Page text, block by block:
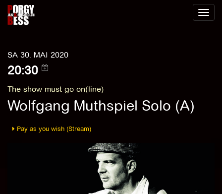
Toggle
SA 30. MAI 2020
20:30
The show must go on(line)
Wolfgang Muthspiel Solo (A)
Pay as you wish (Stream)